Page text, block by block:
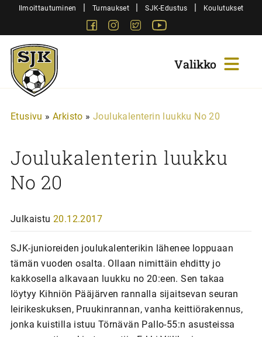
SiirryIlmoittautuminen | Turnaukset | SJK-Edustus | Koulutukset
FacebookInstagram
Twitter
Sjk-
Juniorit
Etusivu » Arkisto » Joulukalenterin luukku No 20
Joulukalenterin luukku
No 20
Julkaistu 20.12.2017
SJK-junioreiden joulukalenterikin lähenee loppuaan
tämän vuoden osalta. Ollaan nimittäin ehditty jo
kakkosella alkavaan luukku no 20:een. Sen takaa
löytyy Kihniön Pääjärven rannalla sijaitsevan seuran
leirikeskuksen, Pruukinrannan, vanha keittiörakennus,
jonka kuistilla istuu Törnävän Pallo-55:n asusteissa